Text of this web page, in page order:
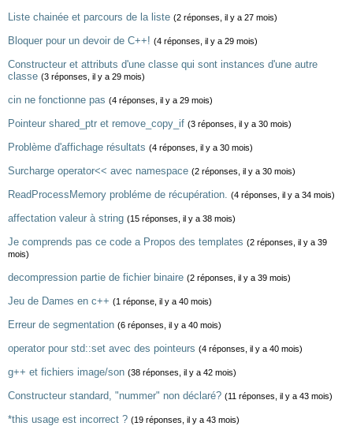
Liste chainée et parcours de la liste (2 réponses, il y a 27 mois)
Bloquer pour un devoir de C++! (4 réponses, il y a 29 mois)
Constructeur et attributs d'une classe qui sont instances d'une autre
classe (3 réponses, il y a 29 mois)
cin ne fonctionne pas (4 réponses, il y a 29 mois)
Pointeur shared_ptr et remove_copy_if (3 réponses, il y a 30 mois)
Problème d'affichage résultats (4 réponses, il y a 30 mois)
Surcharge operator<< avec namespace (2 réponses, il y a 30 mois)
ReadProcessMemory probléme de récupération. (4 réponses, il y a 34 mois)
affectation valeur à string (15 réponses, il y a 38 mois)
Je comprends pas ce code a Propos des templates (2 réponses, il y a 39
mois)
decompression partie de fichier binaire (2 réponses, il y a 39 mois)
Jeu de Dames en c++ (1 réponse, il y a 40 mois)
Erreur de segmentation (6 réponses, il y a 40 mois)
operator pour std::set avec des pointeurs (4 réponses, il y a 40 mois)
g++ et fichiers image/son (38 réponses, il y a 42 mois)
Constructeur standard, "nummer" non déclaré? (11 réponses, il y a 43 mois)
*this usage est incorrect ? (19 réponses, il y a 43 mois)